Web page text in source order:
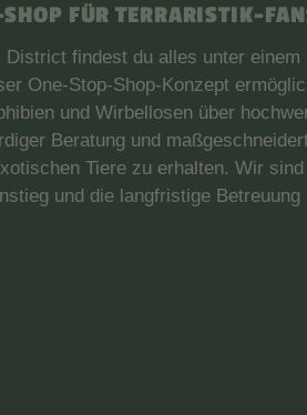
FÜR TERRARISTIK-
District findest du alles unter
One-Stop-Shop-Konzept
und Wirbellosen über
Beratung und
Tiere zu erhalten. Wir
und die langfristige Betreuung